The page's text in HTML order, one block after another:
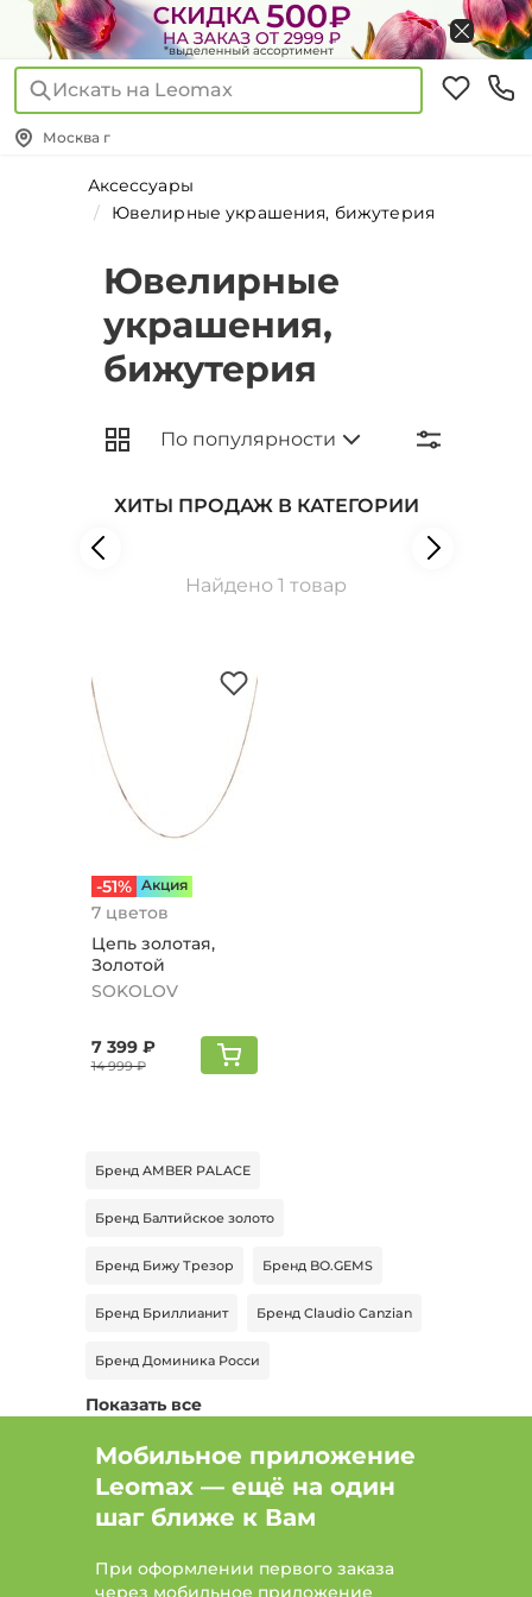
Искать на Leomax
Москва г
Аксессуары
Ювелирные украшения, бижутерия
Ювелирные
украшения,
бижутерия
ХИТЫ ПРОДАЖ В КАТЕГОРИИ
Найдено 1 товар
-51% Aкция
7 цветов
Цепь золотая,
Золотой
SOKOLOV
7 399 ₽
14 999 ₽
Бренд AMBER PALACE
Бренд Балтийское золото
Бренд Бижу Трезор Бренд BO.GEMS
Бренд Бриллианит Бренд Claudio Canzian
Бренд Доминика Росси
Бренд Эстет Ювелирный завод
Бренд GoldLine Бренд Jenavi
Бренд Maria Muzio
Показать все
Мобильное приложение
Leomax — ещё на один
шаг ближе к Вам
При оформлении первого заказа
через мобильное приложение